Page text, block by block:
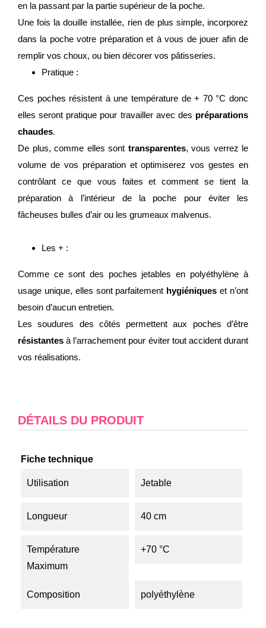
en la passant par la partie supérieur de la poche.
Une fois la douille installée, rien de plus simple, incorporez
dans la poche votre préparation et à vous de jouer afin de
remplir vos choux, ou bien décorer vos pâtisseries.
Pratique :
Ces poches résistent à une température de + 70 °C donc
elles seront pratique pour travailler avec des préparations
chaudes.
De plus, comme elles sont transparentes, vous verrez le
volume de vos préparation et optimiserez vos gestes en
contrôlant ce que vous faites et comment se tient la
préparation à l’intérieur de la poche pour éviter les
fâcheuses bulles d’air ou les grumeaux malvenus.
Les + :
Comme ce sont des poches jetables en polyéthylène à
usage unique, elles sont parfaitement hygiéniques et n’ont
besoin d’aucun entretien.
Les soudures des côtés permettent aux poches d’être
résistantes à l’arrachement pour éviter tout accident durant
vos réalisations.
DÉTAILS DU PRODUIT
Fiche technique
Utilisation Jetable
Longueur 40 cm
Température
Maximum
+70 °C
Composition polyéthylène